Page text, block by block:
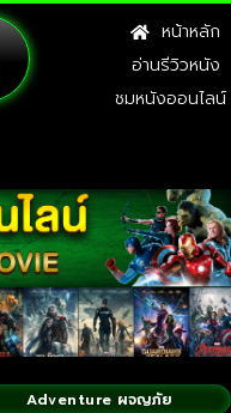
หน้าหลัก
อ่านรีวิวหนัง
ชมหนังออนไลน์
Adventure ผจญภัย